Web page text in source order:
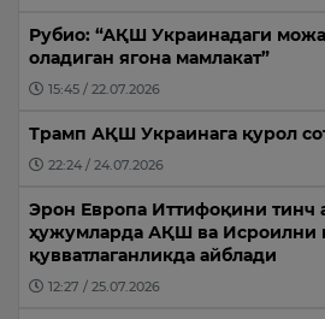
Рубио: “АҚШ Украинадаги
оладиган ягона мамлакат”
15:45 / 22.07.2026
Трамп АҚШ Украинага қурол
22:24 / 24.07.2026
Эрон Европа Иттифоқини тинч
ҳужумларда АҚШ ва Исроилни
қувватлаганликда айблади
12:27 / 25.07.2026